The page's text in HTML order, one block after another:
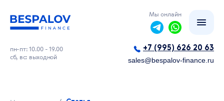
sales@bespalov-finance.ru
+7 (995) 626 20 63
Мы онлайн
пн-пт: 10.00 - 19.00
сб, вс: выходной